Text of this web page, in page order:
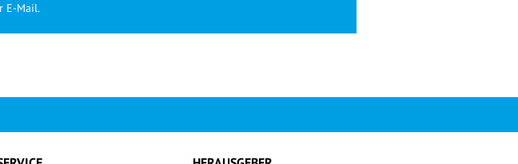
E-Mail.